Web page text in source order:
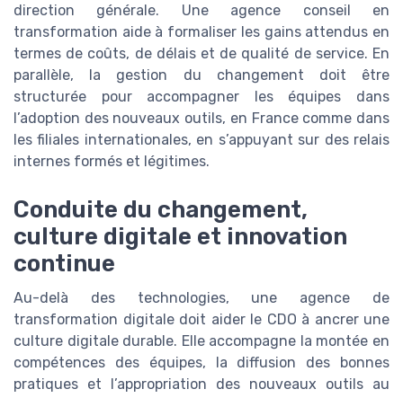
direction générale. Une agence conseil en
transformation aide à formaliser les gains attendus en
termes de coûts, de délais et de qualité de service. En
parallèle, la gestion du changement doit être
structurée pour accompagner les équipes dans
l’adoption des nouveaux outils, en France comme dans
les filiales internationales, en s’appuyant sur des relais
internes formés et légitimes.
Conduite du changement,
culture digitale et innovation
continue
Au-delà des technologies, une agence de
transformation digitale doit aider le CDO à ancrer une
culture digitale durable. Elle accompagne la montée en
compétences des équipes, la diffusion des bonnes
pratiques et l’appropriation des nouveaux outils au